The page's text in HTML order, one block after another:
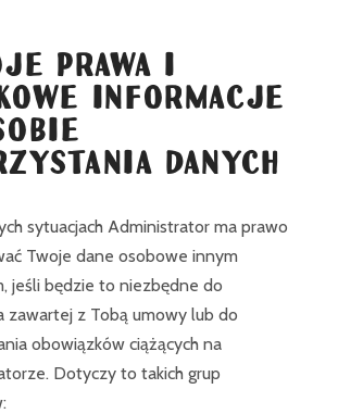
PRAWA I
INFORMACJE
DANYCH
sytuacjach Administrator ma prawo
Twoje dane osobowe innym
jeśli będzie to niezbędne do
zawartej z Tobą umowy lub do
obowiązków ciążących na
Dotyczy to takich grup